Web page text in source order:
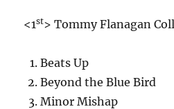
<1st> Tommy Flanagan
Beats Up
Beyond the Blue Bird
Minor Mishap